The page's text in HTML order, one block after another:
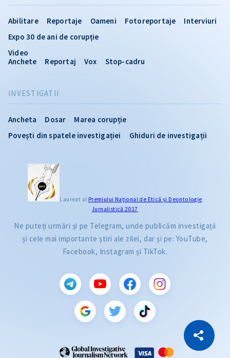
Copiază Link
INVESTIGATII
Ancheta Dosar
Marea corupție
Povești din spatele investigației
Ghiduri de investigații
Abilitare Reportaje Oameni Fotoreportaje
Interviuri
Expo 30 de ani de corupție
Video
Anchete
Reportaj Vox Stop-cadru
Laureat al Premiului Naţional de Etică și Deontologie
Jurnalistică 2017
Ne puteți urmări și pe Telegram, unde publicăm investigații
și cele mai importante știri ale zilei, dar și pe: YouTube,
Facebook, Instagram și TikTok.